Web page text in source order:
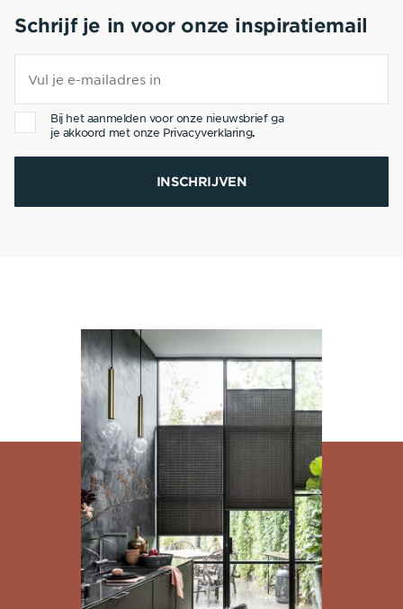
Schrijf je in voor onze inspiratiemail
Bij het aanmelden voor onze nieuwsbrief ga
je akkoord met onze Privacyverklaring.
INSCHRIJVEN